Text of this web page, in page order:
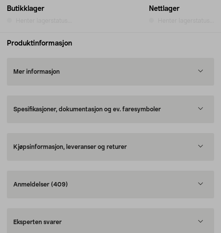
Butikklager Nettlager
Produktinformasjon
Mer informasjon
Spesifikasjoner, dokumentasjon og ev. faresymboler
Kjøpsinformasjon, leveranser og returer
Anmeldelser (409)
Eksperten svarer